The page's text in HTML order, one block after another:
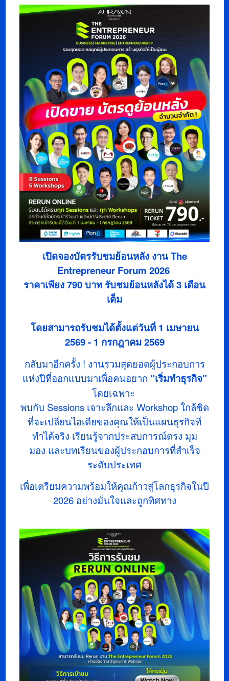
เปิดจองบัตรรับชมย้อนหลัง งาน The
Entrepreneur Forum 2026
ราคาเพียง 790 บาท รับชมย้อนหลังได้ 3 เดือน
เต็ม
โดยสามารถรับชมได้ตั้งแต่วันที่ 1 เมษายน
2569 - 1 กรกฎาคม 2569
กลับมาอีกครั้ง ! งานรวมสุดยอดผู้ประกอบการ
แห่งปีที่ออกแบบมาเพื่อคนอยาก "เริ่มทำธุรกิจ"
โดยเฉพาะ
พบกับ Sessions เจาะลึกและ Workshop ใกล้ชิด
ที่จะเปลี่ยนไอเดียของคุณให้เป็นแผนธุรกิจที่
ทำได้จริง เรียนรู้จากประสบการณ์ตรง มุม
มอง และบทเรียนของผู้ประกอบการที่สำเร็จ
ระดับประเทศ
เพื่อเตรียมความพร้อมให้คุณก้าวสู่โลกธุรกิจในปี
2026 อย่างมั่นใจและถูกทิศทาง